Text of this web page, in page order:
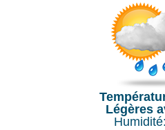
Légères